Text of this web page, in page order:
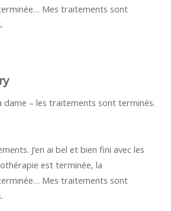
Mes traitements sont
dame – les traitements sont terminés.
J’en ai bel et bien fini avec les
est terminée, la
Mes traitements sont